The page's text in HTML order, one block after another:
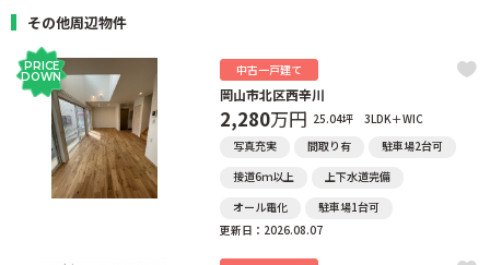
その他周辺物件
PRICE
DOWN 中古一戸建て
岡山市北区西辛川
2,280万円 25.04坪
3LDK＋WIC
写真充実
間取り有
駐車場2台可
接道6ｍ以上
上下水道完備
オール電化
駐車場1台可
更新日：2026.08.07